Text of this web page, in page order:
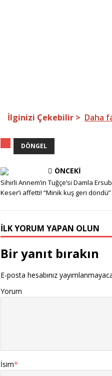
İlginizi Çekebilir > Daha
DÖNGEL
ÖNCEKI
Sihirli Annem’in Tuğçe’si Damla
Keser’i affetti! “Minik kuş geri döndü”
İLK YORUM YAPAN OLUN
Bir yanıt bırakın
E-posta hesabınız
Yorum
İsim*